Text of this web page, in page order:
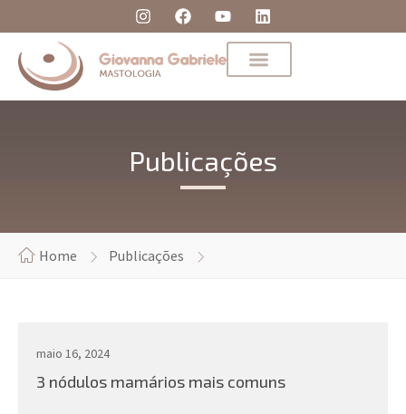
Publicações
Home Publicações
maio 16, 2024
3 nódulos mamários mais comuns